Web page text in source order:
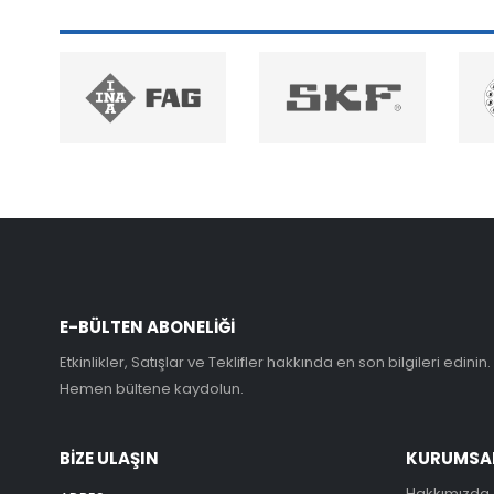
E-BÜLTEN ABONELİĞİ
Etkinlikler, Satışlar ve Teklifler hakkında en son bilgileri edinin.
Hemen bültene kaydolun.
BİZE ULAŞIN